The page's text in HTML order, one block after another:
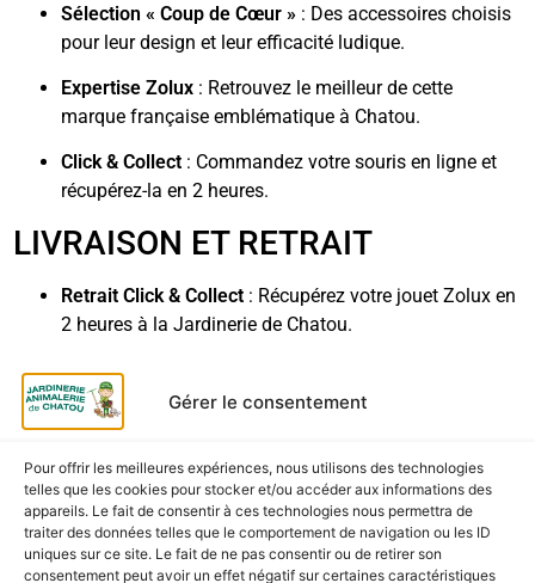
Gérer le consentement
Pour offrir les meilleures expériences, nous utilisons des technologies
telles que les cookies pour stocker et/ou accéder aux informations des
appareils. Le fait de consentir à ces technologies nous permettra de
traiter des données telles que le comportement de navigation ou les ID
uniques sur ce site. Le fait de ne pas consentir ou de retirer son
consentement peut avoir un effet négatif sur certaines caractéristiques
Sélection « Coup de Cœur » : Des accessoires choisis
pour leur design et leur efficacité ludique.
Expertise Zolux : Retrouvez le meilleur de cette
marque française emblématique à Chatou.
Click & Collect : Commandez votre souris en ligne et
récupérez-la en 2 heures.
LIVRAISON ET RETRAIT
Retrait Click & Collect : Récupérez votre jouet Zolux en
2 heures à la Jardinerie de Chatou.
Livraison Rapide
votre commande de litière ou de croquettes.
CES PRODUITS POURRAIENT
VOUS INTÉRESSER